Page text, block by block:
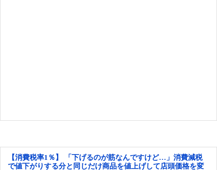
【消費税率1％】 「下げるのが筋なんですけど…」消費減税
で値下がりする分と同じだけ商品を値上げして店頭価格を変